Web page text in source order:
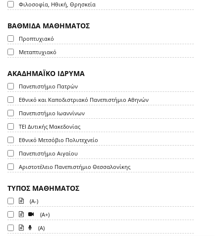
Φιλοσοφία, Ηθική, Θρησκεία
ΒΑΘΜΙΔΑ ΜΑΘΗΜΑΤΟΣ
Προπτυχιακό
Μεταπτυχιακό
ΑΚΑΔΗΜΑΪΚΟ ΙΔΡΥΜΑ
Πανεπιστήμιο Πατρών
Εθνικό και Καποδιστριακό Πανεπιστήμιο Αθηνών
Πανεπιστήμιο Ιωαννίνων
ΤΕΙ Δυτικής Μακεδονίας
Εθνικό Μετσόβιο Πολυτεχνείο
Πανεπιστήμιο Αιγαίου
Αριστοτέλειο Πανεπιστήμιο Θεσσαλονίκης
ΤΥΠΟΣ ΜΑΘΗΜΑΤΟΣ
(A-)
(A+)
(A)